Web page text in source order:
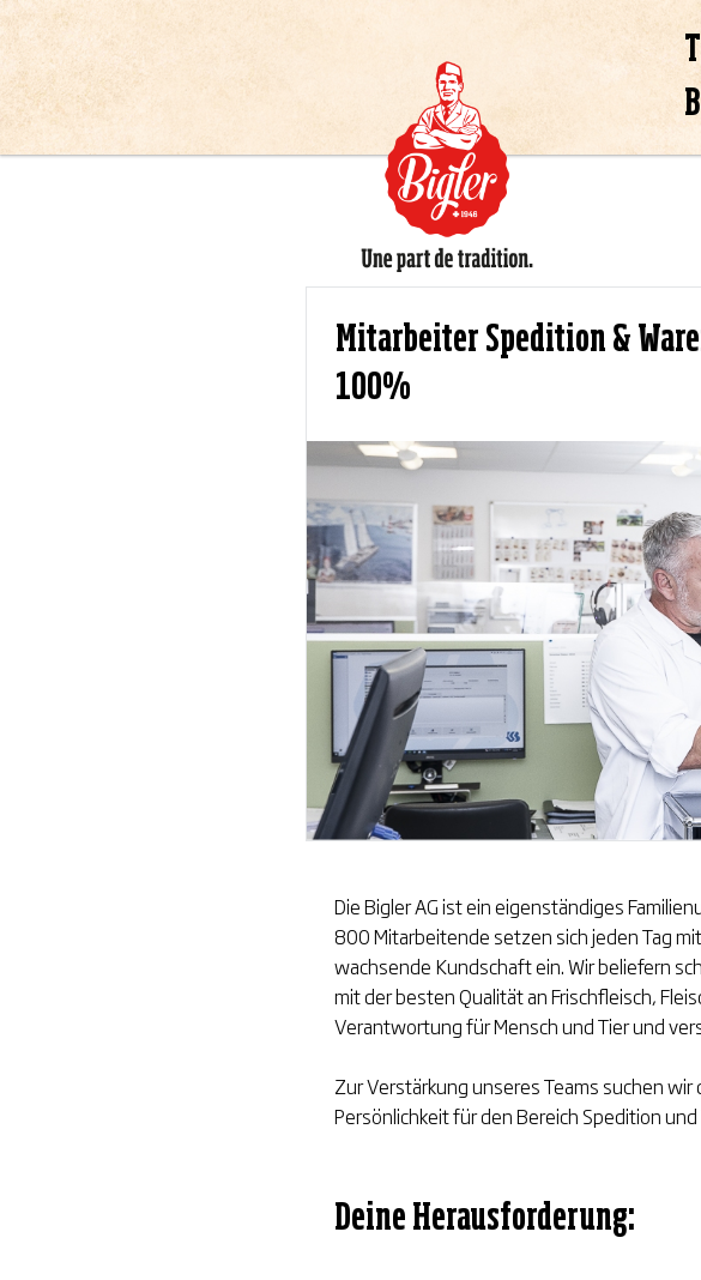
Mitarbeiter Spedition &
100%
Die Bigler AG ist ein eigenständiges
800 Mitarbeitende setzen sich jeden Tag
wachsende Kundschaft ein. Wir beliefern
mit der besten Qualität an Frischfleisch,
Verantwortung für Mensch und Tier und
Zur Verstärkung unseres Teams suchen
Persönlichkeit für den Bereich Spedition
Deine Herausforderung: